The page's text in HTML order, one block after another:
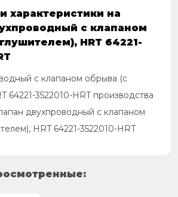
характеристики на
с клапаном
HRT 64221-
с клапаном обрыва (с
64221-3522010-HRT производства
двухпроводный с клапаном
HRT 64221-3522010-HRT